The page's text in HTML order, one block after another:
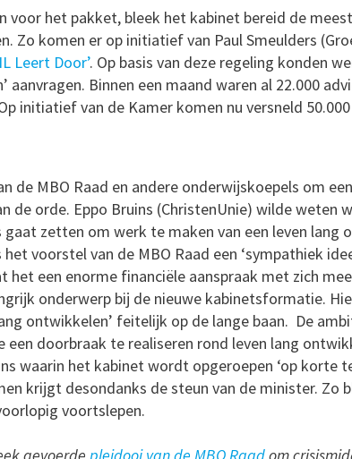
voor het pakket, bleek het kabinet bereid de
Zo komen er op initiatief van Paul Smeulders
Leert Door’. Op basis van deze regeling konden
aanvragen. Binnen een maand waren al 22.000
initiatief van de Kamer komen nu versneld
de MBO Raad en andere onderwijskoepels om een
de orde. Eppo Bruins (ChristenUnie) wilde weten
zetten om werk te maken van een leven lang
voorstel van de MBO Raad een ‘sympathiek
het een enorme financiële aanspraak met zich
onderwerp bij de nieuwe kabinetsformatie.
ontwikkelen’ feitelijk op de lange baan. De
een doorbraak te realiseren rond leven lang
waarin het kabinet wordt opgeroepen ‘op korte
krijgt desondanks de steun van de minister. Zo
voortslepen.
gevoerde pleidooi van de MBO Raadom